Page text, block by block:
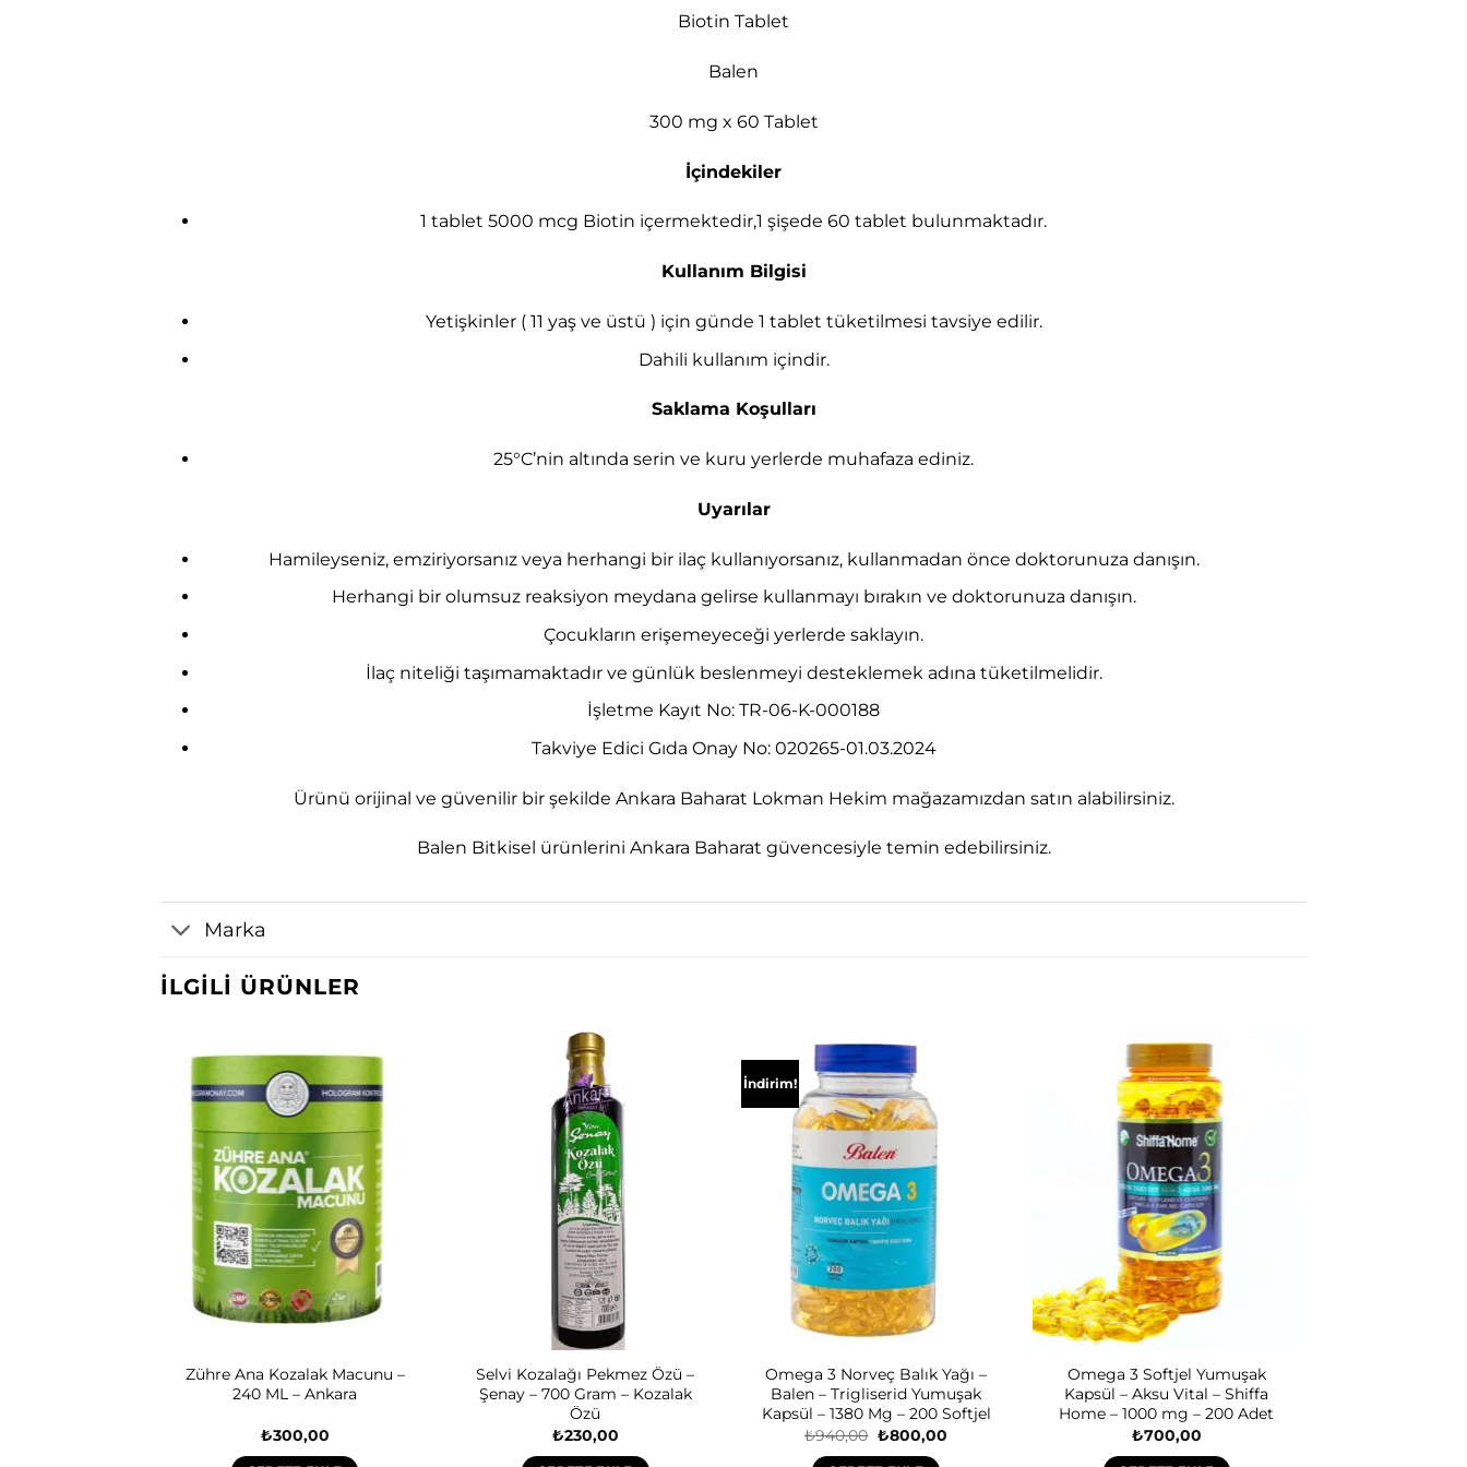
Biotin Tablet
Balen
300 mg x 60 Tablet
İçindekiler
1 tablet 5000 mcg Biotin içermektedir,1 şişede 60 tablet bulunmaktadır.
Kullanım Bilgisi
Yetişkinler ( 11 yaş ve üstü ) için günde 1 tablet tüketilmesi tavsiye edilir.
Dahili kullanım içindir.
Saklama Koşulları
25°C’nin altında serin ve kuru yerlerde muhafaza ediniz.
Uyarılar
Hamileyseniz, emziriyorsanız veya herhangi bir ilaç kullanıyorsanız, kullanmadan önce doktorunuza danışın.
Herhangi bir olumsuz reaksiyon meydana gelirse kullanmayı bırakın ve doktorunuza danışın.
Çocukların erişemeyeceği yerlerde saklayın.
İlaç niteliği taşımamaktadır ve günlük beslenmeyi desteklemek adına tüketilmelidir.
İşletme Kayıt No: TR-06-K-000188
Takviye Edici Gıda Onay No: 020265-01.03.2024
Ürünü orijinal ve güvenilir bir şekilde Ankara Baharat Lokman Hekim mağazamızdan satın alabilirsiniz.
Balen Bitkisel ürünlerini Ankara Baharat güvencesiyle temin edebilirsiniz.
Marka
İLGILI ÜRÜNLER
Zühre Ana Kozalak Macunu –
240 ML – Ankara
₺300,00
Selvi Kozalağı Pekmez Özü –
Şenay – 700 Gram – Kozalak
Özü
₺230,00
İndirim!
Omega 3 Norveç Balık Yağı –
Balen – Trigliserid Yumuşak
Kapsül – 1380 Mg – 200 Softjel
₺940,00 Orijinal
₺800,00Şu
Omega 3 Softjel Yumuşak
Kapsül – Aksu Vital – Shiffa
Home – 1000 mg – 200 Adet
₺700,00